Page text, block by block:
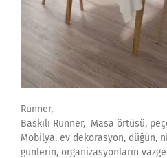
Runner,
Baskılı Runner, Masa örtüsü,
Mobilya, ev dekorasyon, düğün,
günlerin, organizasyonların